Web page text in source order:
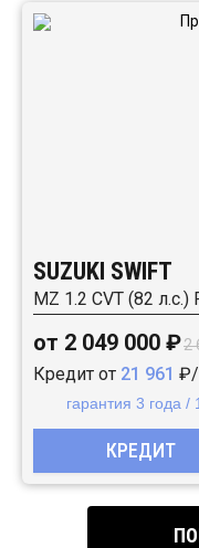
SUZUKI SWIFT
MZ 1.2 CVT (82 л.с.)
от 2 049 000 ₽2
Кредит от 21 961 ₽/
гарантия 3 года /
КРЕДИТ